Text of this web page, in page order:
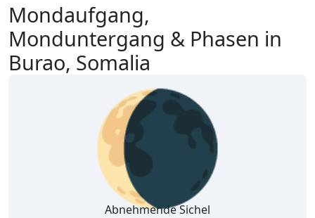
Mondaufgang,
Monduntergang & Phasen in
Burao, Somalia
🌘
Abnehmende Sichel